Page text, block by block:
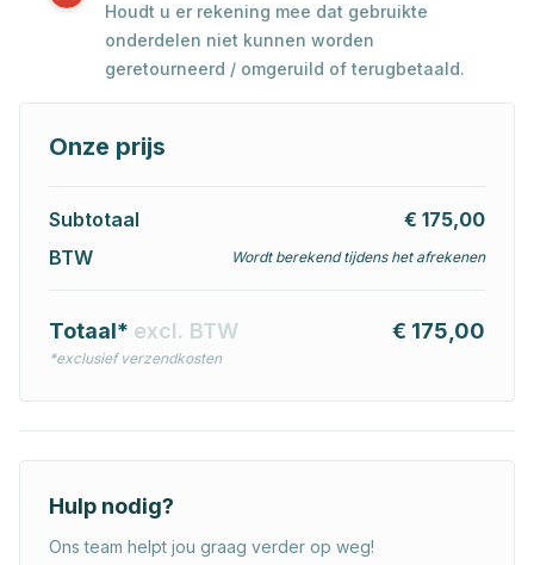
Houdt u er rekening mee dat gebruikte
onderdelen niet kunnen worden
geretourneerd / omgeruild of terugbetaald.
Onze prijs
Subtotaal
€ 175,00
BTW
Wordt berekend tijdens het afrekenen
Totaal* excl. BTW
*exclusief verzendkosten
€ 175,00
Hulp nodig?
Ons team helpt jou graag verder op weg!